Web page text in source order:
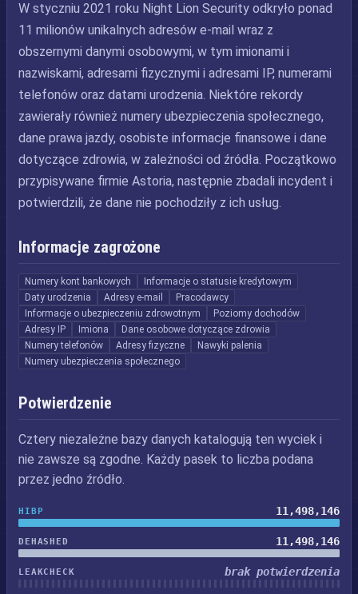
W styczniu 2021 roku Night Lion Security odkryło ponad
11 milionów unikalnych adresów e-mail wraz z
obszernymi danymi osobowymi, w tym imionami i
nazwiskami, adresami fizycznymi i adresami IP, numerami
telefonów oraz datami urodzenia. Niektóre rekordy
zawierały również numery ubezpieczenia społecznego,
dane prawa jazdy, osobiste informacje finansowe i dane
dotyczące zdrowia, w zależności od źródła. Początkowo
przypisywane firmie Astoria, następnie zbadali incydent i
potwierdzili, że dane nie pochodziły z ich usług.
Informacje zagrożone
Numery kont bankowych
Informacje o statusie kredytowym
Daty urodzenia
Adresy e-mail
Pracodawcy
Informacje o ubezpieczeniu zdrowotnym
Poziomy dochodów
Adresy IP
Imiona
Dane osobowe dotyczące zdrowia
Numery telefonów
Adresy fizyczne
Nawyki palenia
Numery ubezpieczenia społecznego
Potwierdzenie
Cztery niezależne bazy danych katalogują ten wyciek i
nie zawsze są zgodne. Każdy pasek to liczba podana
przez jedno źródło.
HIBP 11,498,146
DEHASHED 11,498,146
LEAKCHECK brak potwierdzenia